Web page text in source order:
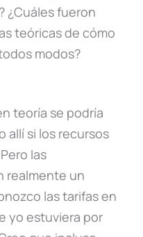
¿Cuáles fueron
teóricas de cómo
modos?
teoría se podría
allí si los recursos
las
realmente un
las tarifas en
yo estuviera por